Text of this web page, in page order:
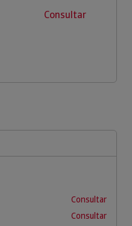
Consultar
Consultar
Consultar